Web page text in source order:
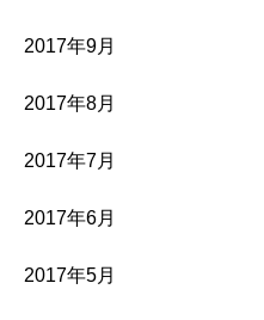
2017年9月
2017年8月
2017年7月
2017年6月
2017年5月